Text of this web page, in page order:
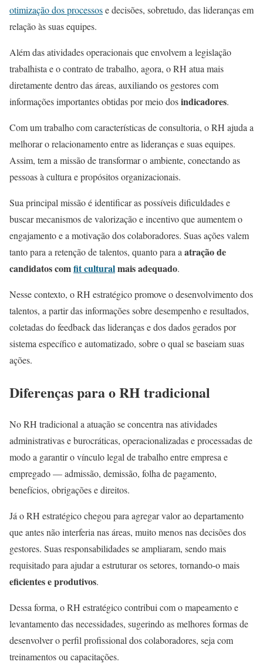
otimização dos processose decisões, sobretudo, das lideranças em
relação às suas equipes.
Além das atividades operacionais que envolvem a legislação
trabalhista e o contrato de trabalho, agora, o RH atua mais
diretamente dentro das áreas, auxiliando os gestores com
informações importantes obtidas por meio dosindicadores.
Com um trabalho com características de consultoria, o RH ajuda a
melhorar o relacionamento entre as lideranças e suas equipes.
Assim, tem a missão de transformar o ambiente, conectando as
pessoas à cultura e propósitos organizacionais.
Sua principal missão é identificar as possíveis dificuldades e
buscar mecanismos de valorização e incentivo que aumentem o
engajamento e a motivação dos colaboradores. Suas ações valem
tanto para a retenção de talentos, quanto para a atração de
candidatos comfit culturalmais adequado.
Nesse contexto, o RH estratégico promove o desenvolvimento dos
talentos, a partir das informações sobre desempenho e resultados,
coletadas do feedback das lideranças e dos dados gerados por
sistema específico e automatizado, sobre o qual se baseiam suas
ações.
Diferenças para o RH tradicional
No RH tradicional a atuação se concentra nas atividades
administrativas e burocráticas, operacionalizadas e processadas de
modo a garantir o vínculo legal de trabalho entre empresa e
empregado — admissão, demissão, folha de pagamento,
benefícios, obrigações e direitos.
Já o RH estratégico chegou para agregar valor ao departamento
que antes não interferia nas áreas, muito menos nas decisões dos
gestores. Suas responsabilidades se ampliaram, sendo mais
requisitado para ajudar a estruturar os setores, tornando-o mais
eficientes e produtivos.
Dessa forma, o RH estratégico contribui com o mapeamento e
levantamento das necessidades, sugerindo as melhores formas de
desenvolver o perfil profissional dos colaboradores, seja com
treinamentos ou capacitações.